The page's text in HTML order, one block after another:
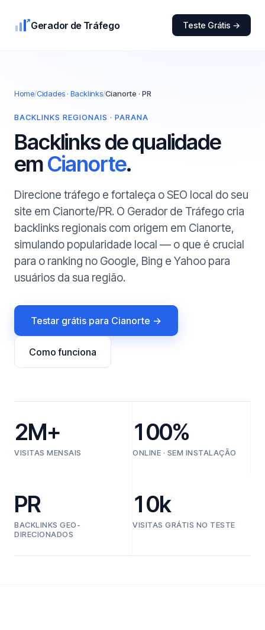
Gerador de Tráfego Teste Grátis →
Home/Cidades · Backlinks/Cianorte · PR
BACKLINKS REGIONAIS · PARANA
Backlinks de qualidade
emCianorte.
Direcione tráfego e fortaleça o SEO local do seu
site em Cianorte/PR. O Gerador de Tráfego cria
backlinks regionais com origem em Cianorte,
simulando popularidade local — o que é crucial
para o ranking no Google, Bing e Yahoo para
usuários da sua região.
Testar grátis para Cianorte →
Como funciona
2M+
VISITAS MENSAIS
100%
ONLINE · SEM INSTALAÇÃO
PR
BACKLINKS GEO-
DIRECIONADOS
10k
VISITAS GRÁTIS NO TESTE